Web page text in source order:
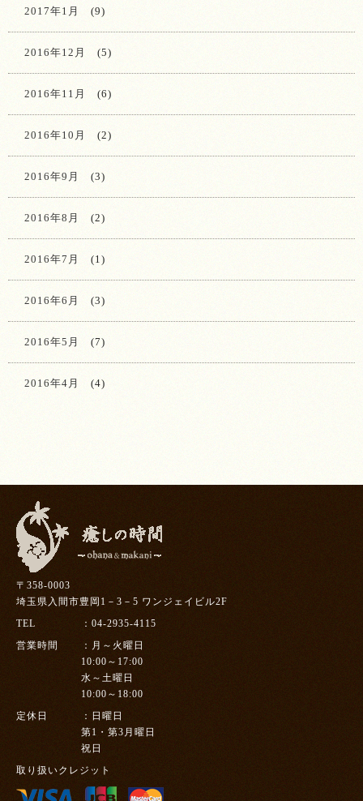
2017年1月 (9)
2016年12月 (5)
2016年11月 (6)
2016年10月 (2)
2016年9月 (3)
2016年8月 (2)
2016年7月 (1)
2016年6月 (3)
2016年5月 (7)
2016年4月 (4)
〒358-0003
埼玉県入間市豊岡1－3－5 ワンジェイビル2F
TEL
04-2935-4115
営業時間
月～火曜日
10:00～17:00
水～土曜日
10:00～18:00
定休日
日曜日
第1・第3月曜日
祝日
取り扱いクレジット